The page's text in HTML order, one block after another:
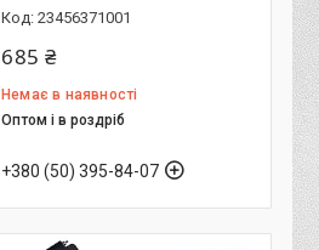
23456371001
685 ₴
Немає в наявності
Оптом і в роздріб
+380 (50) 395-84-07